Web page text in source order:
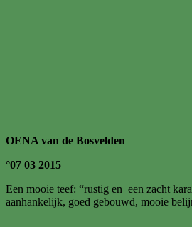
OENA van de Bosvelden
°07 03 2015
Een mooie teef: “rustig en een zacht
aanhankelijk, goed gebouwd, mooie